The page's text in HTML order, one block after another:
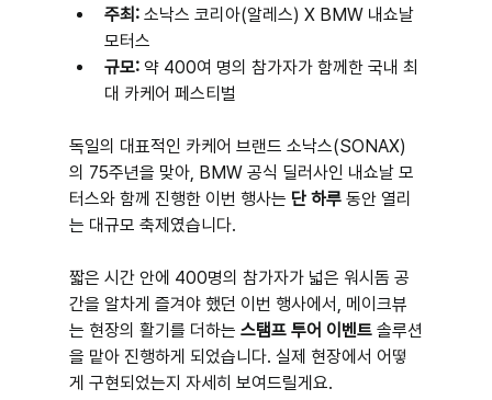
주최: 소낙스 코리아(알레스) X BMW 내쇼날
모터스
규모: 약 400여 명의 참가자가 함께한 국내 최
대 카케어 페스티벌
독일의 대표적인 카케어 브랜드 소낙스(SONAX)
의 75주년을 맞아, BMW 공식 딜러사인 내쇼날 모
터스와 함께 진행한 이번 행사는 단 하루 동안 열리
는 대규모 축제였습니다.
짧은 시간 안에 400명의 참가자가 넓은 워시돔 공
간을 알차게 즐겨야 했던 이번 행사에서, 메이크뷰
는 현장의 활기를 더하는 스탬프 투어 이벤트 솔루션
을 맡아 진행하게 되었습니다. 실제 현장에서 어떻
게 구현되었는지 자세히 보여드릴게요.